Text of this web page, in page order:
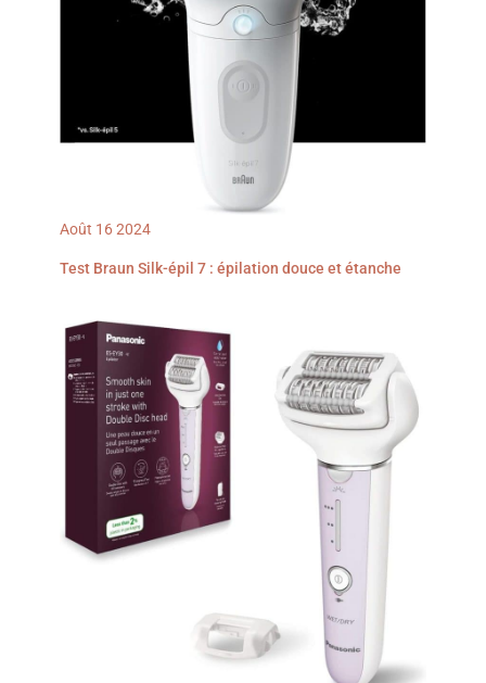
Août 162024
Test Braun Silk-épil 7 : épilation douce et étanche